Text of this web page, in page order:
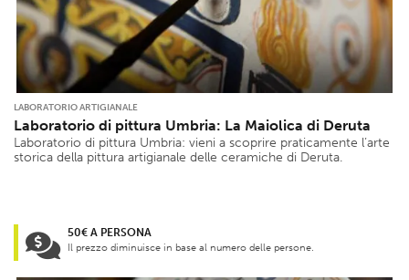
LABORATORIO ARTIGIANALE
Laboratorio di pittura Umbria: La Maiolica di Deruta
Laboratorio di pittura Umbria: vieni a scoprire praticamente l’arte
storica della pittura artigianale delle ceramiche di Deruta.
50€ A PERSONA
Il prezzo diminuisce in base al numero delle persone.